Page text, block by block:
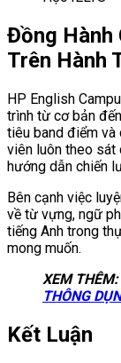
Đồng Hành
Trên Hành
HP English
trình từ cơ bản
tiêu band điểm và
viên luôn theo sát
hướng dẫn chiến
Bên cạnh việc
về từ vựng, ngữ
tiếng Anh trong
mong muốn.
XEM THÊM:
THÔNG
Kết Luận